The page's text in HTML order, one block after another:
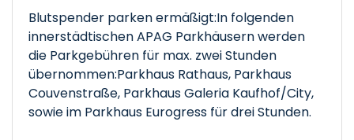
Blutspender parken ermäßigt:In folgenden
innerstädtischen APAG Parkhäusern werden
die Parkgebühren für max. zwei Stunden
übernommen:Parkhaus Rathaus, Parkhaus
Couvenstraße, Parkhaus Galeria Kaufhof/City,
sowie im Parkhaus Eurogress für drei Stunden.